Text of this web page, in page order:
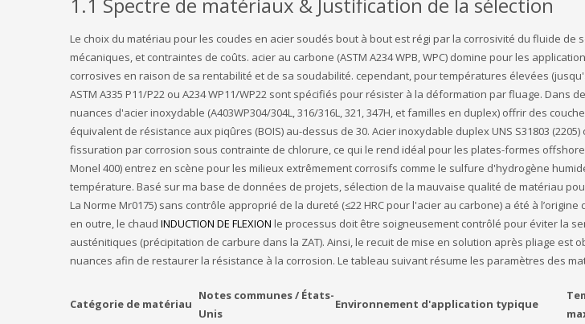
1.1 Spectre de matériaux & Justification de la sélection
Le choix du matériau pour les coudes en acier soudés bout à bout est régi par la corrosivité du fluide de
mécaniques, et contraintes de coûts. acier au carbone (ASTM A234 WPB, WPC) domine pour les
corrosives en raison de sa rentabilité et de sa soudabilité. cependant, pour températures élevées
ASTM A335 P11/P22 ou A234 WP11/WP22 sont spécifiés pour résister à la déformation par fluage. Dans
nuances d'acier inoxydable (A403WP304/304L, 316/316L, 321, 347H, et familles en duplex) offrir des
équivalent de résistance aux piqûres (BOIS) au-dessus de 30. Acier inoxydable duplex UNS S31803
fissuration par corrosion sous contrainte de chlorure, ce qui le rend idéal pour les plates-formes
Monel 400) entrez en scène pour les milieux extrêmement corrosifs comme le sulfure d'hydrogène
température. Basé sur ma base de données de projets, sélection de la mauvaise qualité de matériau
La Norme Mr0175) sans contrôle approprié de la dureté (≤22 HRC pour l'acier au carbone) a été à
en outre, le chaud INDUCTION DE FLEXION le processus doit être soigneusement contrôlé pour éviter la
austénitiques (précipitation de carbure dans la ZAT). Ainsi, le recuit de mise en solution après pliage est
nuances afin de restaurer la résistance à la corrosion. Le tableau suivant résume les paramètres des
Catégorie de matériau
Notes communes / États-
Unis
Environnement d'application typique